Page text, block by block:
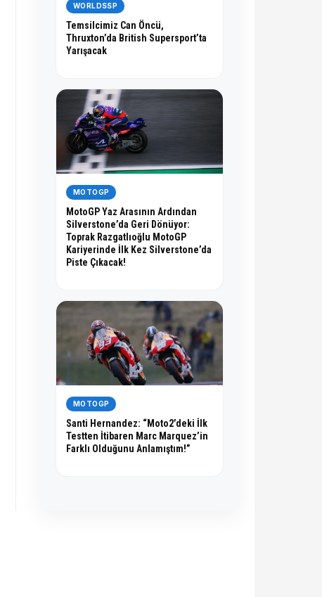
WORLDSSP
Temsilcimiz Can Öncü,
Thruxton’da British Supersport’ta
Yarışacak
MOTOGP
MotoGP Yaz Arasının Ardından
Silverstone’da Geri Dönüyor:
Toprak Razgatlıoğlu MotoGP
Kariyerinde İlk Kez Silverstone’da
Piste Çıkacak!
MOTOGP
Santi Hernandez: “Moto2’deki İlk
Testten İtibaren Marc Marquez’in
Farklı Olduğunu Anlamıştım!”